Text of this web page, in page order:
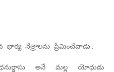
భార్య నేత్రాలను ప్రేమించేవాడు.
అనే మల్ల యోధుడు